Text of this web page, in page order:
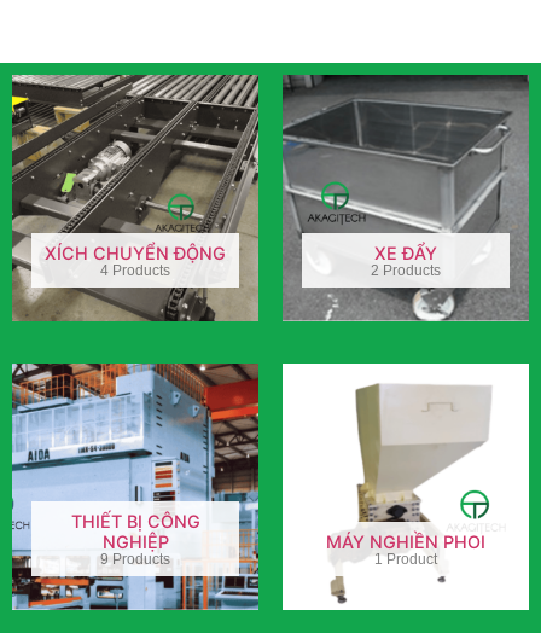
XÍCH CHUYỂN ĐỘNG
4 Products
XE ĐẨY
2 Products
THIẾT BỊ CÔNG
NGHIỆP
9 Products
MÁY NGHIỀN PHOI
1 Product